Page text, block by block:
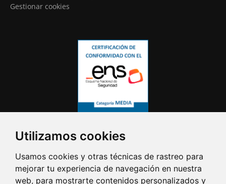
Utilizamos cookies
Usamos cookies y otras técnicas de rastreo para
mejorar tu experiencia de navegación en nuestra
web, para mostrarte contenidos personalizados y
Gestionar cookies